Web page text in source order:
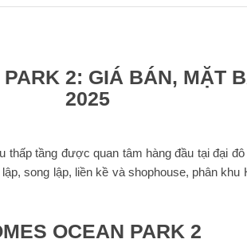
2: GIÁ BÁN, MẶT
2025
tầng được quan tâm hàng đầu tại đại
song lập, liền kề và shophouse, phân
OCEAN PARK 2